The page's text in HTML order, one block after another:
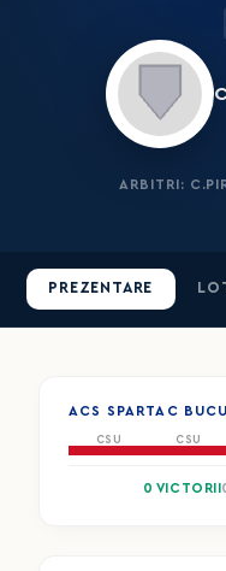
ARBITRI:
PREZENTARE
ACS SPARTAC
CSU CSU
0 VICTORII